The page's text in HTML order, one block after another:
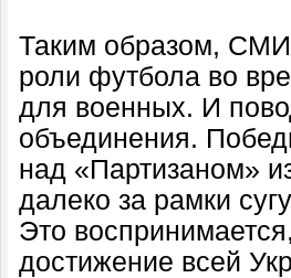
Таким образом,
роли футбола во
для военных. И
объединения.
над «Партизаном»
далеко за рамки
Это
достижение всей